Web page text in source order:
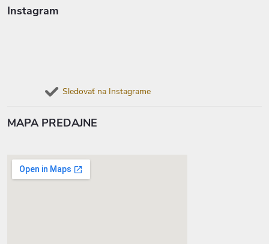
Instagram
Sledovať na Instagrame
MAPA PREDAJNE